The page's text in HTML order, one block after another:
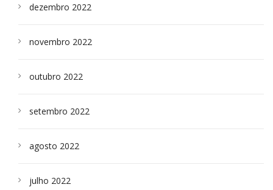
dezembro 2022
novembro 2022
outubro 2022
setembro 2022
agosto 2022
julho 2022